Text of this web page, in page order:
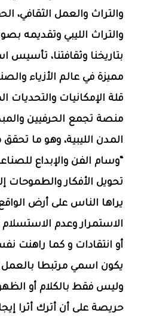
والتراث والعمل الثقافي،
والتراث الليبي وتقديمه
بتاريخنا وثقافتنا،
مميزة في عالم الأزياء
قلة الإمكانيات والتحديات
منصة تجمع الحرفيين
المدن الليبية، وهو ما
“وسام الفن والإبداع
تحويل الأفكار والطموحات
يراها الناس على أرض
الاستمرار وعدم
أو انتقادات و كما راهنت
يكون اسمي مرتبطا بالعمل
وليس فقط بالكلام أو
حريصة على أن أترك أثرا